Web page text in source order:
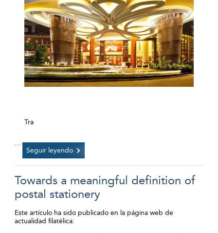
Tra
...
Seguir leyendo
Towards a meaningful definition of
postal stationery
Este artículo ha sido publicado en la página web de
actualidad filatélica: